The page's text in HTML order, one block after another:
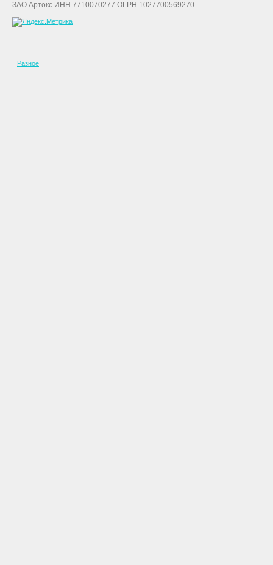
ЗАО Артокс ИНН 7710070277 ОГРН 1027700569270
Разное